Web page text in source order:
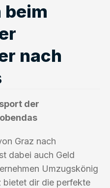
beim
nach
der
Graz nach
dabei auch Geld
Umzugskönig
bietet dir die perfekte